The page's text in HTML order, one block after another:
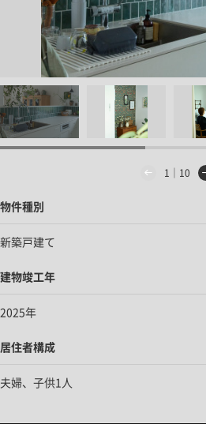
1｜10
物件種別
新築戸建て
建物竣工年
2025年
居住者構成
夫婦、子供1人